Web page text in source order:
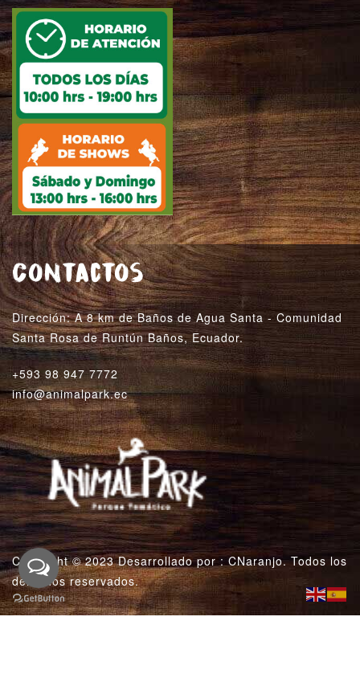
Contactos
Dirección: A 8 km de Baños de Agua Santa - Comunidad
Santa Rosa de Runtún Baños, Ecuador.
+593 98 947 7772
info@animalpark.ec
Copyright © 2023 Desarrollado por :CNaranjo. Todos los
derechos reservados.